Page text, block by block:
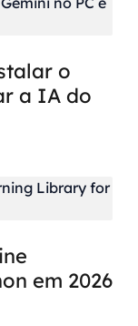
o
a IA do
em 2026